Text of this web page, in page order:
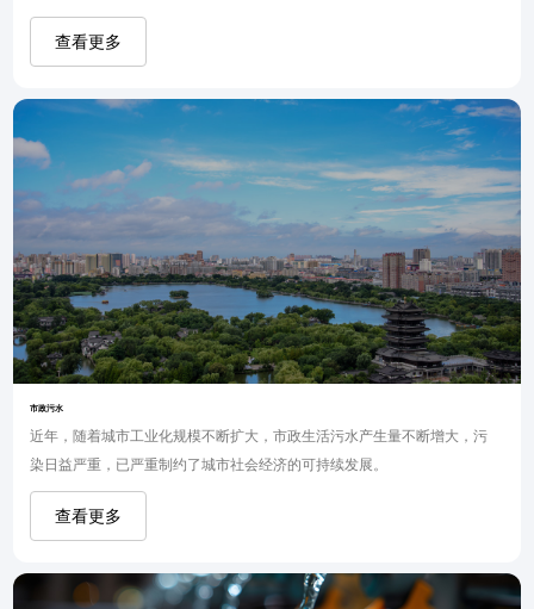
查看更多
市政污水
近年，随着城市工业化规模不断扩大，市政生活污水产生量不断增大，污
染日益严重，已严重制约了城市社会经济的可持续发展。
查看更多